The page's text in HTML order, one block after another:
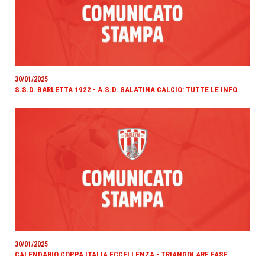
30/01/2025
S.S.D. BARLETTA 1922 - A.S.D. GALATINA CALCIO: TUTTE LE INFO
30/01/2025